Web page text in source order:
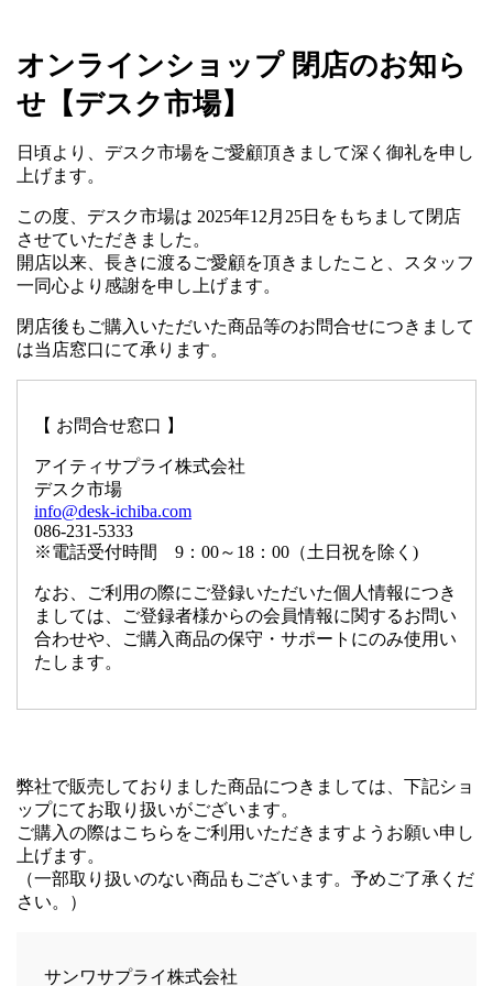
オンラインショップ 閉店のお知ら
せ【デスク市場】
日頃より、デスク市場をご愛顧頂きまして深く御礼を申し
上げます。
この度、デスク市場は 2025年12月25日をもちまして閉店
させていただきました。
開店以来、長きに渡るご愛顧を頂きましたこと、スタッフ
一同心より感謝を申し上げます。
閉店後もご購入いただいた商品等のお問合せにつきまして
は当店窓口にて承ります。
【 お問合せ窓口 】
アイティサプライ株式会社
デスク市場
info@desk-ichiba.com
086-231-5333
※電話受付時間 9：00～18：00（土日祝を除く)
なお、ご利用の際にご登録いただいた個人情報につき
ましては、ご登録者様からの会員情報に関するお問い
合わせや、ご購入商品の保守・サポートにのみ使用い
たします。
弊社で販売しておりました商品につきましては、下記ショ
ップにてお取り扱いがございます。
ご購入の際はこちらをご利用いただきますようお願い申し
上げます。
（一部取り扱いのない商品もございます。予めご了承くだ
さい。）
サンワサプライ株式会社